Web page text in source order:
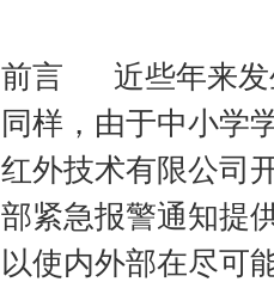
前言 近些年来发
同样，由于中小学
红外技术有限公司
部紧急报警通知提
以使内外部在尽可